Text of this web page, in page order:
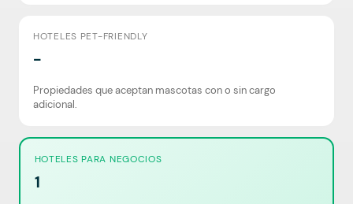
HOTELES PET-FRIENDLY
-
Propiedades que aceptan mascotas con o sin cargo
adicional.
HOTELES PARA NEGOCIOS
1